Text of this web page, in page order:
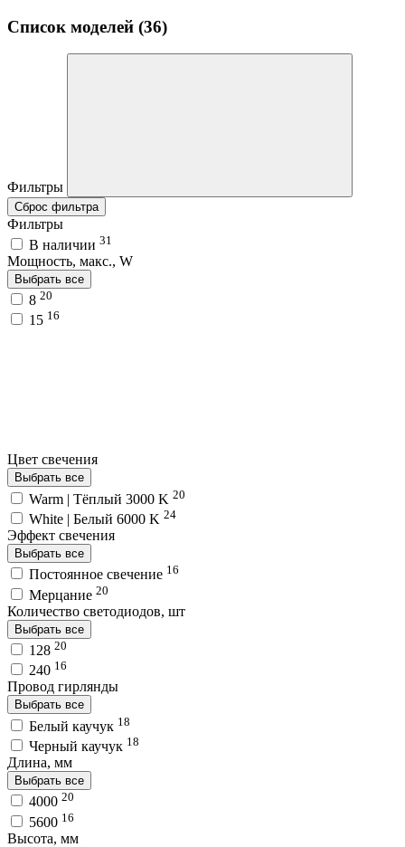
Список моделей (36)
Фильтры
Сброс фильтра
Фильтры
В наличии 31
Мощность, макс., W
Выбрать все
8 20
15 16
Цвет свечения
Выбрать все
Warm | Тёплый 3000 K 20
White | Белый 6000 K 24
Эффект свечения
Выбрать все
Постоянное свечение 16
Мерцание 20
Количество светодиодов, шт
Выбрать все
128 20
240 16
Провод гирлянды
Выбрать все
Белый каучук 18
Черный каучук 18
Длина, мм
Выбрать все
4000 20
5600 16
Высота, мм